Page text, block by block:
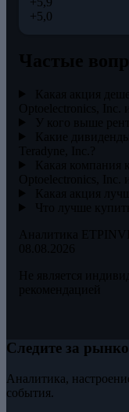
+5,0
Следите за
Аналитика,
события.